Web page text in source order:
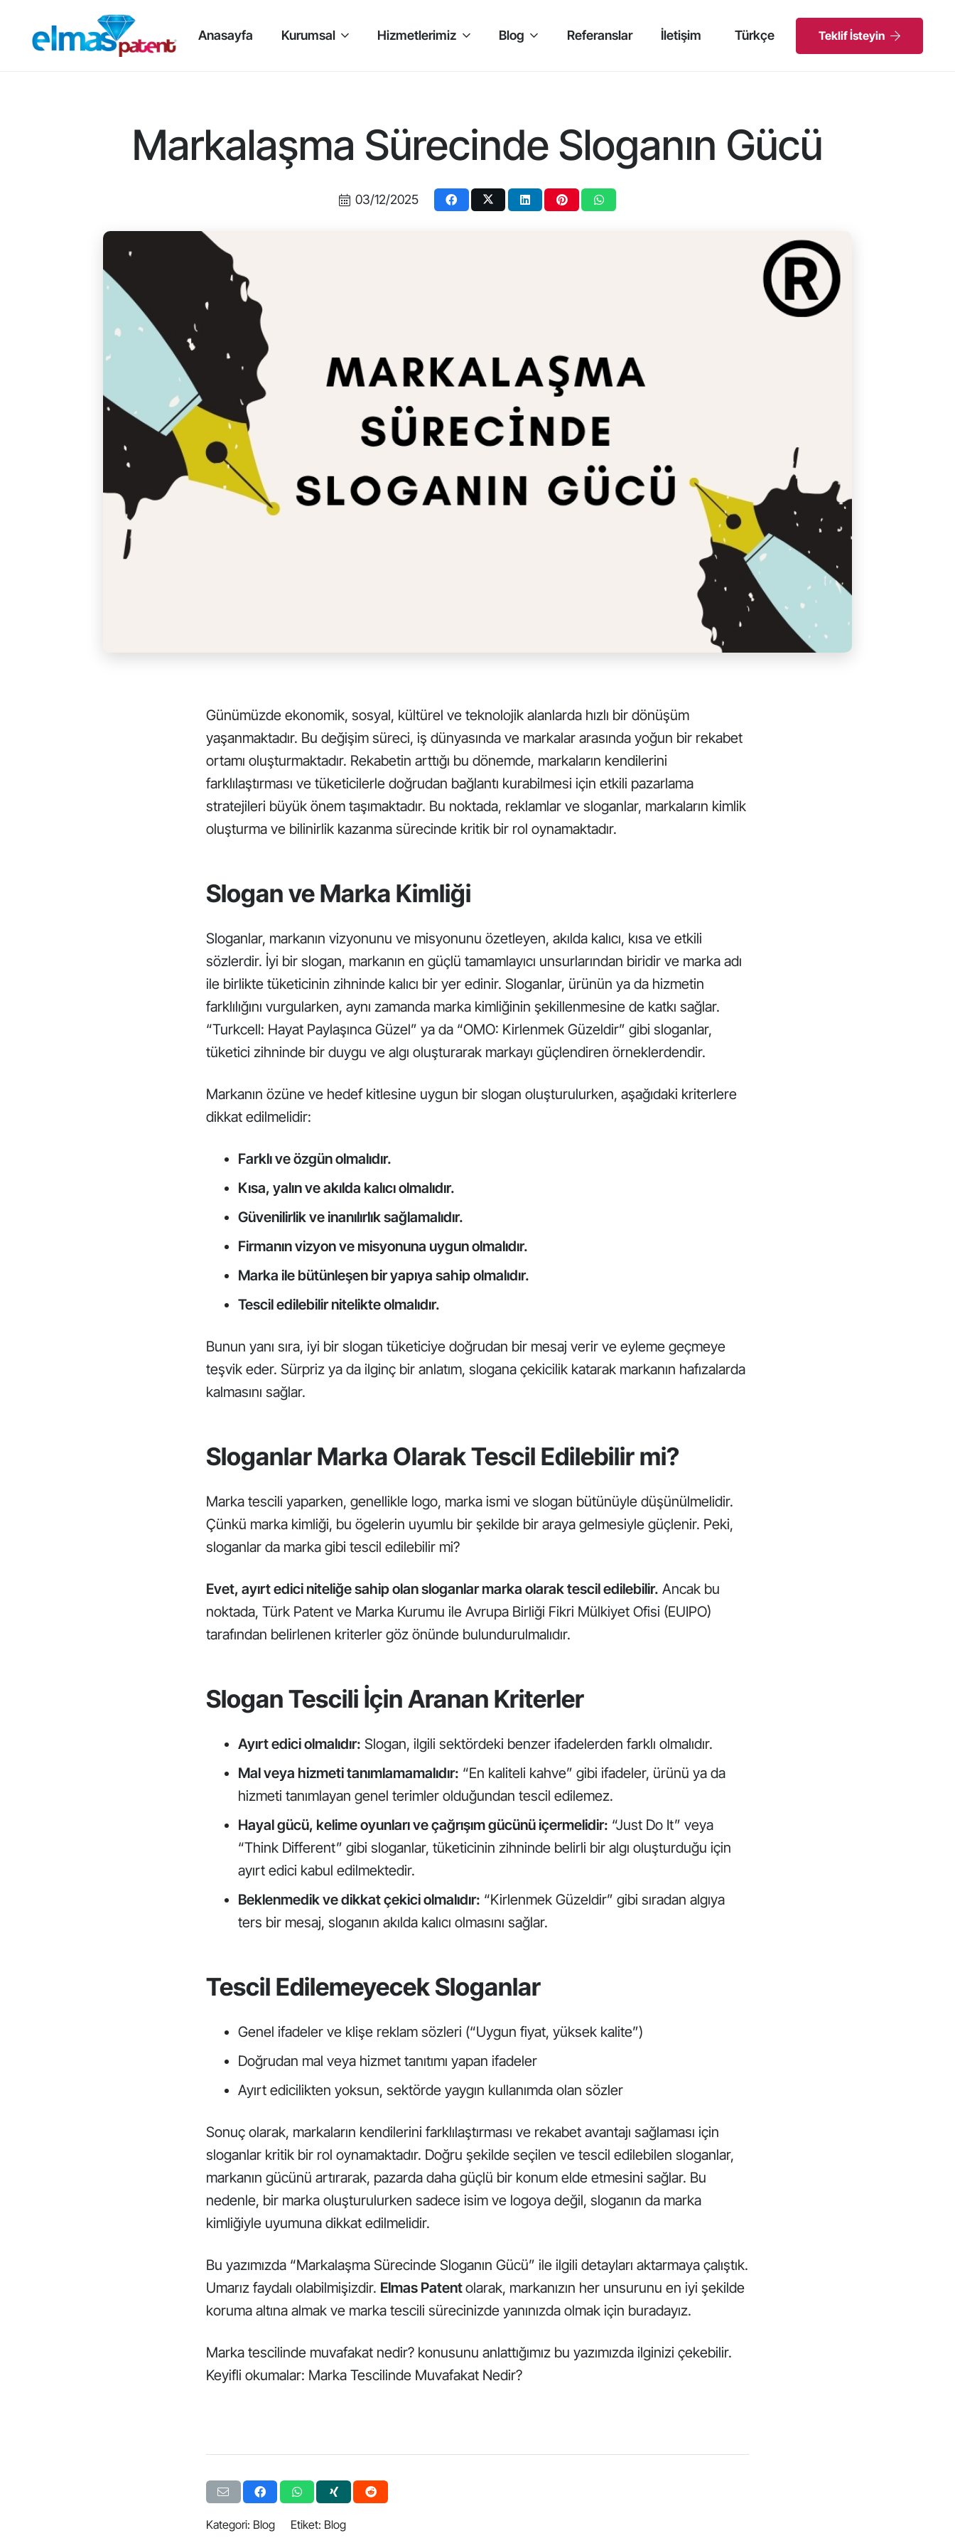
Anasayfa Kurumsal Hizmetlerimiz Blog Referanslar İletişim Türkçe Teklif İsteyin
Markalaşma Sürecinde Sloganın Gücü
03/12/2025
Günümüzde ekonomik, sosyal, kültürel ve teknolojik alanlarda hızlı bir dönüşüm
yaşanmaktadır. Bu değişim süreci, iş dünyasında ve markalar arasında yoğun bir rekabet
ortamı oluşturmaktadır. Rekabetin arttığı bu dönemde, markaların kendilerini
farklılaştırması ve tüketicilerle doğrudan bağlantı kurabilmesi için etkili pazarlama
stratejileri büyük önem taşımaktadır. Bu noktada, reklamlar ve sloganlar, markaların kimlik
oluşturma ve bilinirlik kazanma sürecinde kritik bir rol oynamaktadır.
Slogan ve Marka Kimliği
Sloganlar, markanın vizyonunu ve misyonunu özetleyen, akılda kalıcı, kısa ve etkili
sözlerdir. İyi bir slogan, markanın en güçlü tamamlayıcı unsurlarından biridir ve marka adı
ile birlikte tüketicinin zihninde kalıcı bir yer edinir. Sloganlar, ürünün ya da hizmetin
farklılığını vurgularken, aynı zamanda marka kimliğinin şekillenmesine de katkı sağlar.
“Turkcell: Hayat Paylaşınca Güzel” ya da “OMO: Kirlenmek Güzeldir” gibi sloganlar,
tüketici zihninde bir duygu ve algı oluşturarak markayı güçlendiren örneklerdendir.
Markanın özüne ve hedef kitlesine uygun bir slogan oluşturulurken, aşağıdaki kriterlere
dikkat edilmelidir:
Farklı ve özgün olmalıdır.
Kısa, yalın ve akılda kalıcı olmalıdır.
Güvenilirlik ve inanılırlık sağlamalıdır.
Firmanın vizyon ve misyonuna uygun olmalıdır.
Marka ile bütünleşen bir yapıya sahip olmalıdır.
Tescil edilebilir nitelikte olmalıdır.
Bunun yanı sıra, iyi bir slogan tüketiciye doğrudan bir mesaj verir ve eyleme geçmeye
teşvik eder. Sürpriz ya da ilginç bir anlatım, slogana çekicilik katarak markanın hafızalarda
kalmasını sağlar.
Sloganlar Marka Olarak Tescil Edilebilir mi?
Marka tescili yaparken, genellikle logo, marka ismi ve slogan bütünüyle düşünülmelidir.
Çünkü marka kimliği, bu ögelerin uyumlu bir şekilde bir araya gelmesiyle güçlenir. Peki,
sloganlar da marka gibi tescil edilebilir mi?
Evet, ayırt edici niteliğe sahip olan sloganlarmarka olarak tescil edilebilir. Ancak bu
noktada, Türk Patent ve Marka Kurumu ile Avrupa Birliği Fikri Mülkiyet Ofisi (EUIPO)
tarafından belirlenen kriterler göz önünde bulundurulmalıdır.
Slogan Tescili İçin Aranan Kriterler
Ayırt edici olmalıdır: Slogan, ilgili sektördeki benzer ifadelerden farklı olmalıdır.
Mal veya hizmeti tanımlamamalıdır: “En kaliteli kahve” gibi ifadeler, ürünü ya da
hizmeti tanımlayan genel terimler olduğundan tescil edilemez.
Hayal gücü, kelime oyunları ve çağrışım gücünü içermelidir: “Just Do It” veya
“Think Different” gibi sloganlar, tüketicinin zihninde belirli bir algı oluşturduğu için
ayırt edici kabul edilmektedir.
Beklenmedik ve dikkat çekici olmalıdır: “Kirlenmek Güzeldir” gibi sıradan algıya
ters bir mesaj, sloganın akılda kalıcı olmasını sağlar.
Tescil Edilemeyecek Sloganlar
Genel ifadeler ve klişe reklam sözleri (“Uygun fiyat, yüksek kalite”)
Doğrudan mal veya hizmet tanıtımı yapan ifadeler
Ayırt edicilikten yoksun, sektörde yaygın kullanımda olan sözler
Sonuç olarak, markaların kendilerini farklılaştırması ve rekabet avantajı sağlaması için
sloganlar kritik bir rol oynamaktadır. Doğru şekilde seçilen ve tescil edilebilen sloganlar,
markanın gücünü artırarak, pazarda daha güçlü bir konum elde etmesini sağlar. Bu
nedenle, bir marka oluşturulurken sadece isim ve logoya değil, sloganın da marka
kimliğiyle uyumuna dikkat edilmelidir.
Bu yazımızda “Markalaşma Sürecinde Sloganın Gücü” ile ilgili detayları aktarmaya çalıştık.
Umarız faydalı olabilmişizdir. Elmas Patentolarak, markanızın her unsurunu en iyi şekilde
koruma altına almak ve marka tescili sürecinizde yanınızda olmak için buradayız.
Marka tescilinde muvafakat nedir? konusunu anlattığımız bu yazımızda ilginizi çekebilir.
Keyifli okumalar: Marka Tescilinde Muvafakat Nedir?
Kategori: Blog Etiket: Blog